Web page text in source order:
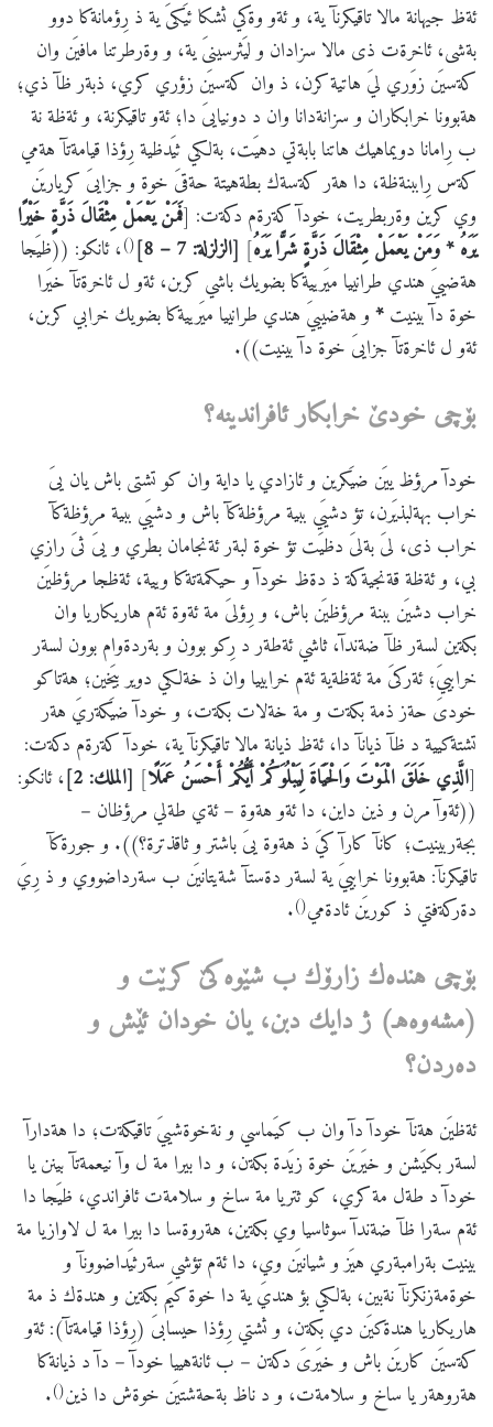
ئةظ جيهانة مالا تاقيكرنآ ية، و ئةو وةكي ثشكا ئيَكىَ ية ذ رِؤمانةكا دوو
بةشى، ئاخرةت ذى مالا سزادان و ليَثرسينىَ ية، و وةرطرتنا مافيَن وان
كةسيَن زوَري ليَ هاتية كرن، ذ وان كةسيَن زؤري كري، ذبةر ظآ ذي؛
هةبوونا خرابكاران و سزانةدانا وان د دونيايىَ دا؛ ئةو تاقيكرنة، و ئةظة نة
ب رِامانا دويماهيك هاتنا بابةتي دهيَت، بةلكي ثيَدظية رِؤذا قيامةتآ هةمي
كةس رِاببنةظة، دا هةر كةسةك بطةهيتة حةقىَ خوة و جزايىَ كرياريَن
وي كرين وةربطريت، خودآ كةرةم دكةت: [فَمَنْ يَعْمَلْ مِثْقَالَ ذَرَّةٍ خَيْرًا
يَرَهُ * وَمَنْ يَعْمَلْ مِثْقَالَ ذَرَّةٍ شَرًّا يَرَهُ] [الزلزلة: 7 – 8] ()، ئانكو: ((ظيَجا
هةضييَ هندي طرانييا ميَرييةكا بضويك باشي كربن، ئةو ل ئاخرةتآ خيَرا
خوة دآ بينيت*و هةضيييَ هندي طرانييا ميَرييةكا بضويك خرابي كربن،
ئةو ل ئاخرةتآ جزايىَ خوة دآ بينيت)).
بۆچی خودێخرابكارئافراندینه؟
خودآ مرؤظ ييَن ضيَكرين و ئازادي يا داية وان كو تشتى باش يان يىَ
خراب بهةلبذيَرن، تؤ دشيَي ببية مرؤظةكآ باش و دشيَي ببية مرؤظةكآ
خراب ذى، لىَ بةلىَ دظيَت تؤ خوة لبةر ئةنجامان بطري و يىَ ثىَ رازي
بي، و ئةظة قةنجيةكة ذ دةظ خودآ و حيكمةتةكا ويية، ئةظجا مرؤظيَن
خراب دشيَن ببنة مرؤظيَن باش، و رِؤلىَ مة ئةوة ئةم هاريكاريا وان
بكةين لسةر ظآ ضةندآ، ثاشي ئةطةر د رِكو بوون و بةردةوام بوون لسةر
خرابييَ؛ ئةركىَ مة ئةظةية ئةم خرابييا وان ذ خةلكي دوير بيَخين؛ هةتاكو
خودىَ حةز ذمة بكةت و مة خةلات بكةت، و خودآ ضيَكةريَ هةر
تشتةكيية د ظآ ذيانآ دا، ئةظ ذيانة مالا تاقيكرنآ ية، خودآ كةرةم دكةت:
[الَّذِي خَلَقَ الْمَوْتَ وَالْحَيَاةَ لِيَبْلُوَكُمْ أَيُّكُمْ أَحْسَنُ عَمَلًا] [الملك: 2]
، ئانكو:
((ئةوآ مرن و ذين داين، دا ئةو هةوة – ئةي طةلي مرؤظان –
بجةربينيت؛ كانآ كارآ كيَ ذ هةوة يىَ باشتر و ثاقذترة؟)). و جورةكآ
تاقيكرنآ: هةبوونا خرابييَ ية لسةر دةستآ شةيتانيَن ب سةرداضووي و ذ رِيَ
دةركةفتي ذ كوريَن ئادةمي()
.
بۆچیهندهك زارۆكب شێوهكێ كرێت و
(مشهوههـ) ژدایك دبن، یان خودان ئێش و
دهردن؟
ئةظيَن هةنآ خودآ دآ وان ب كيَماسي و نةخوةشييَ تاقيكةت؛ دا هةدارآ
لسةر بكيَشن و خيَريَن خوة زيَدة بكةن، و دا بيرا مة ل وآ نيعمةتآ بينن يا
خودآ د طةل مة كري، كو ثتريا مة ساخ و سلامةت ئافراندي، ظيَجا دا
ئةم سةرا ظآ ضةندآ سوثاسيا وي بكةين، هةروةسا دا بيرا مة ل لاوازيا مة
بينيت بةرامبةري هيَز و شيانيَن وي، دا ئةم تؤشي سةرثيَداضوونآ و
خوةمةزنكرنآ نةبين، بةلكي بؤ هنديَ ية دا خوة كيَم بكةين و هندةك ذ مة
هاريكاريا هندةكيَن دي بكةن، و ثشتي رِؤذا حيسابىَ (رِؤذا قيامةتآ): ئةو
كةسيَن كاريَن باش و خيَرىَ دكةن – ب ئانةهييا خودآ – دآ د ذيانةكا
هةروهةر يا ساخ و سلامةت، و د ناظ بةحةشتيَن خوةش دا ذين()
.